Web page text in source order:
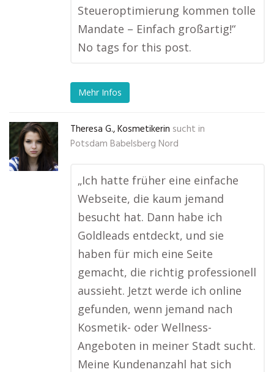
Steueroptimierung kommen tolle
Mandate – Einfach großartig!“
No tags for this post.
Mehr Infos
Theresa G., Kosmetikerin sucht in
Potsdam Babelsberg Nord
„Ich hatte früher eine einfache
Webseite, die kaum jemand
besucht hat. Dann habe ich
Goldleads entdeckt, und sie
haben für mich eine Seite
gemacht, die richtig professionell
aussieht. Jetzt werde ich online
gefunden, wenn jemand nach
Kosmetik- oder Wellness-
Angeboten in meiner Stadt sucht.
Meine Kundenanzahl hat sich